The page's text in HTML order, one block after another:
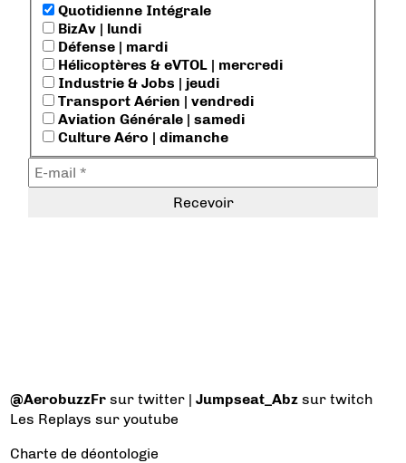
Quotidienne Intégrale
BizAv | lundi
Défense | mardi
Hélicoptères & eVTOL | mercredi
Industrie & Jobs | jeudi
Transport Aérien | vendredi
Aviation Générale | samedi
Culture Aéro | dimanche
@AerobuzzFr sur twitter |Jumpseat_Abz sur twitch
Les Replays sur youtube
Charte de déontologie